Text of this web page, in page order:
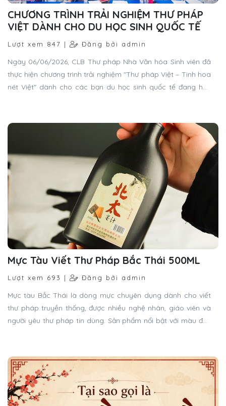
CHƯƠNG TRÌNH TRẢI NGHIỆM THƯ PHÁP
VIỆT DÀNH CHO DU HỌC SINH QUỐC TẾ
Lượt xem 847 | Đăng bởi admin
Ngày 06/06/2026, CLB Thư pháp Nhà Văn hóa Sinh viên đã
thực hiện chương trình trải nghiệm "Thư pháp Việt – Tinh hoa
nét Việt" dành cho các bạn du học sinh quốc tế đang học
Mực Tàu Viết Thư Pháp Bắc Thái 500ML
Lượt xem 693 | Đăng bởi admin
Mực tàu Bắc Thái là dòng mực chuyên dụng dành cho viết
thư pháp truyền thống, được nhiều nghệ nhân, giáo viên và
người yêu thư pháp tin dùng. Sản phẩm nổi bật với màu đen